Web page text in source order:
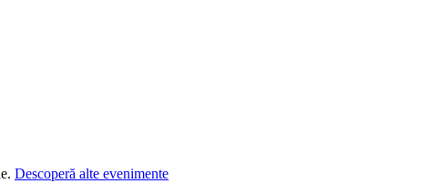
Descoperă alte evenimente